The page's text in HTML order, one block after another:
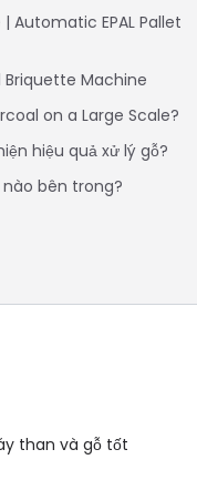
Automatic EPAL Pallet
Machine
on a Large Scale?
hiệu quả xử lý gỗ?
bên trong?
than và gỗ tốt